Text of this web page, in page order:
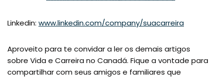
Linkedin: www.linkedin.com/company/suacarreira
Aproveito para te convidar a ler os demais artigos
sobre Vida e Carreira no Canadá. Fique a vontade para
compartilhar com seus amigos e familiares que